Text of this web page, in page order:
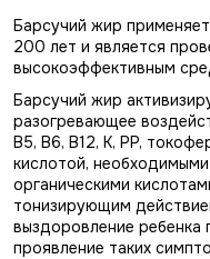
Барсучий жир
200 лет и является
высокоэффективным
Барсучий жир
разогревающее
В5, В6, В12, K, PP,
кислотой,
органическими
тонизирующим
выздоровление ребенка
проявление таких